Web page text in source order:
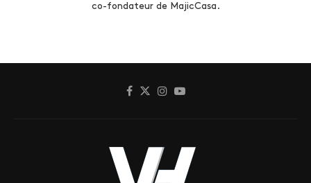
co-fondateur de MajicCasa.